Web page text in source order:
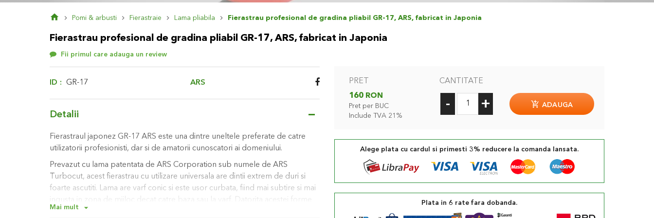
Pomi & arbusti Fierastraie Lama pliabila Fierastrau profesional de gradina pliabil GR-17, ARS, fabricat in Japonia
Fierastrau profesional de gradina pliabil GR-17, ARS, fabricat in Japonia
Fii primul care adauga un review
PRET
160 RON
Pret per BUC
Include TVA 21%
CANTITATE
- + ADAUGA
Alege plata cu cardul si primesti 3% reducere la comanda lansata.
Plata in 6 rate fara dobanda.
ID GR-17 ARS
Detalii
Fierastraul japonez GR-17 ARS este una dintre uneltele preferate de catre
utilizatorii profesionisti, dar si de amatorii cunoscatori ai domeniului.
Prevazut cu lama patentata de ARS Corporation sub numele de ARS
Turbocut, acest fierastrau cu utilizare universala are dintii extrem de duri si
foarte ascutiti. Lama are varf conic si este usor curbata, fiind mai subtire si mai
ingusta in zona de mijloc decat catre baza sau la varf. Datorita acestei forme
frecarea este redusa in timpul utilizarii ceea ce duce la un efort considerabil
Mai mult